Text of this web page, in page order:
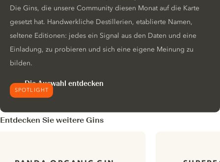
SPOTLIGHT
Die Gins, die unsere Community diesen Monat auf die Karte
gesetzt hat. Handwerkliche Destillerien, etablierte Namen,
seltene Editionen: jedes ein Signal aus den Daten und eine
Einladung, zu probieren und sich eine eigene Meinung zu
bilden.
Die Auswahl entdecken
Entdecken Sie weitere Gins